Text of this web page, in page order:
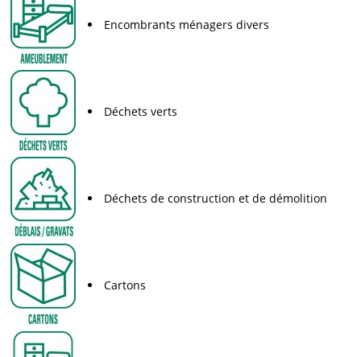
Encombrants ménagers divers
Déchets verts
Déchets de construction et de démolition
Cartons